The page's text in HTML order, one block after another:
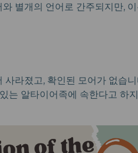
별개의 언어로 간주되지만,
라졌고, 확인된 모어가 없습
는 알타이어족에 속한다고 하